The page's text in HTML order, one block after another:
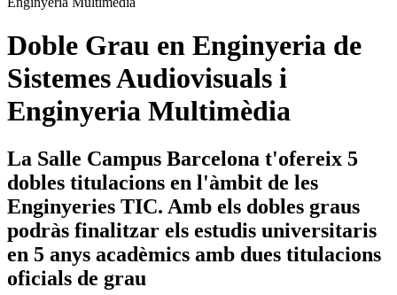
Doble Grau en Enginyeria de
Sistemes Audiovisuals i
Enginyeria Multimèdia
La Salle Campus Barcelona t'ofereix 5
dobles titulacions en l'àmbit de les
Enginyeries TIC. Amb els dobles graus
podràs finalitzar els estudis universitaris
en 5 anys acadèmics amb dues titulacions
oficials de grau